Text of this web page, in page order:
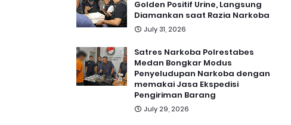
Golden Positif Urine, Langsung
Diamankan saat Razia Narkoba
July 31, 2026
Satres Narkoba Polrestabes
Medan Bongkar Modus
Penyeludupan Narkoba dengan
memakai Jasa Ekspedisi
Pengiriman Barang
July 29, 2026